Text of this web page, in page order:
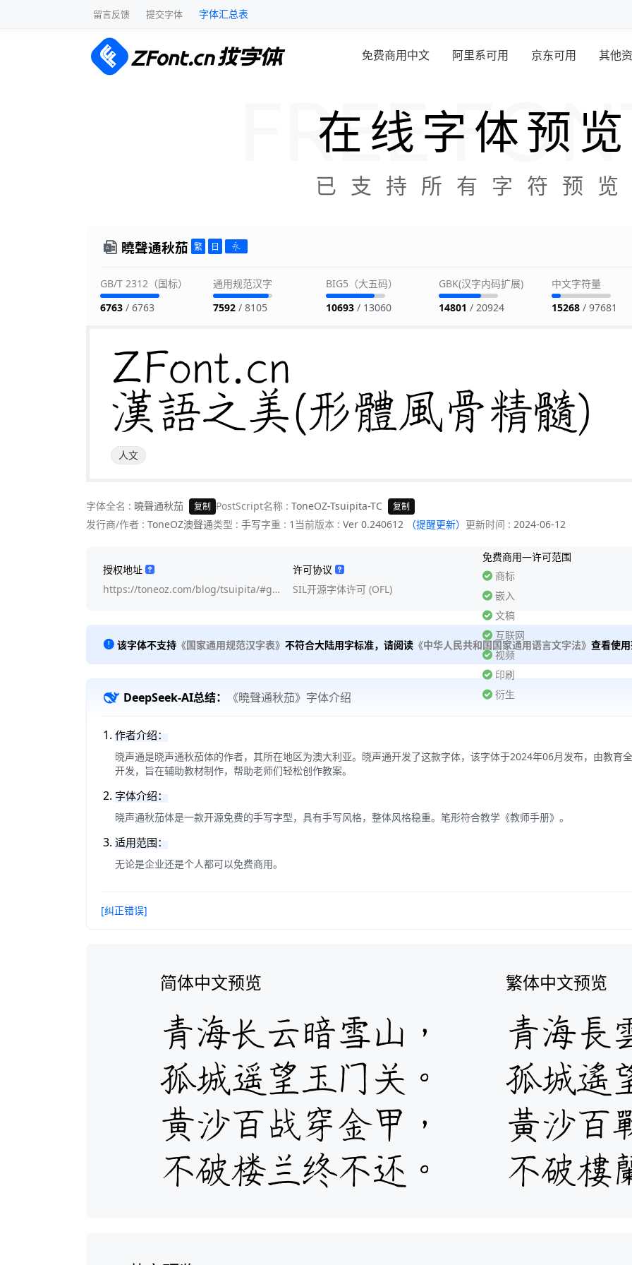
留言反馈 提交字体 字体汇总表
免费商用中文 阿里系可用 京东可用 其他
在线字体预览
已支持所有字符预览
曉聲通秋茄
GB/T 2312（国标）
6763 / 6763
通用规范汉字
7592 / 8105
BIG5（大五码）
10693 / 13060
GBK(汉字内码扩展)
14801 / 20924
中文字符量
15268 / 97681
ZFont.cn
漢語之美(形體風骨精髓)
人文
字体全名 : 曉聲通秋茄 复制 PostScript名称 : ToneOZ-Tsuipita-TC 复制
发行商/作者 : ToneOZ澳聲通类型 : 手写字重 : 1 当前版本 : Ver 0.240612 （提醒更新） 更新时间 : 2024-06-12
授权地址
https://toneoz.com/blog/tsuipita/#g…
许可协议
SIL开源字体许可 (OFL)
免费商用—许可范围
商标
嵌入
文稿
互联网
视频
印刷
衍生
该字体不支持 《国家通用规范汉字表》 不符合大陆用字标准，请阅读 《中华人民共和国国家通用语言文字法》 查看使
DeepSeek-AI总结： 《曉聲通秋茄》字体介绍
作者介绍：
晓声通是晓声通秋茄体的作者，其所在地区为澳大利亚。晓声通开发了这款字体，该字体于2024年06月发布，由教
开发，旨在辅助教材制作，帮助老师们轻松创作教案。
字体介绍：
晓声通秋茄体是一款开源免费的手写字型，具有手写风格，整体风格稳重。笔形符合教学《教师手册》。
适用范围：
无论是企业还是个人都可以免费商用。
[纠正错误]
简体中文预览 繁体中文预览